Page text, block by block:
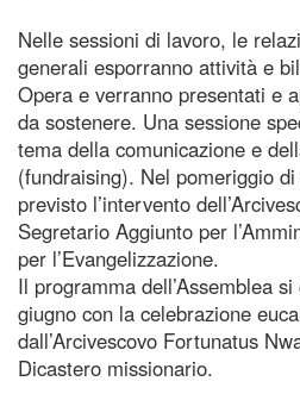
Nelle sessioni di lavoro, le
generali esporranno attività e
Opera e verranno presentati e
da sostenere. Una sessione
tema della comunicazione e
(fundraising). Nel pomeriggio
previsto l’intervento
Segretario Aggiunto per
per l’Evangelizzazione.
Il programma dell’Assemblea
giugno con la celebrazione
dall’Arcivescovo Fortunatus
Dicastero missionario.